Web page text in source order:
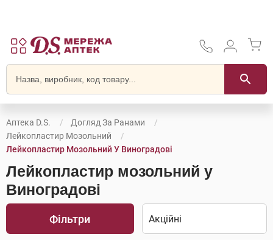
Аптека D.S.
Догляд За Ранами
Лейкопластир Мозольний
Лейкопластир Мозольний У Виноградові
Лейкопластир мозольний у
Виноградові
Фільтри